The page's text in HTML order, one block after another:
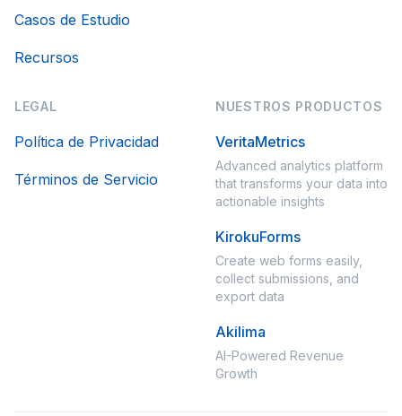
Casos de Estudio
Recursos
LEGAL
Política de Privacidad
Términos de Servicio
NUESTROS PRODUCTOS
VeritaMetrics
Advanced analytics platform
that transforms your data into
actionable insights
KirokuForms
Create web forms easily,
collect submissions, and
export data
Akilima
AI-Powered Revenue
Growth